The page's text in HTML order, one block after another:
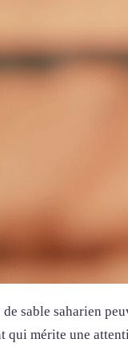
sable saharien
qui mérite une